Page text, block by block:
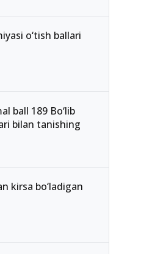
o‘tish ballari
ball 189 Bo‘lib
bilan tanishing
kirsa bo‘ladigan